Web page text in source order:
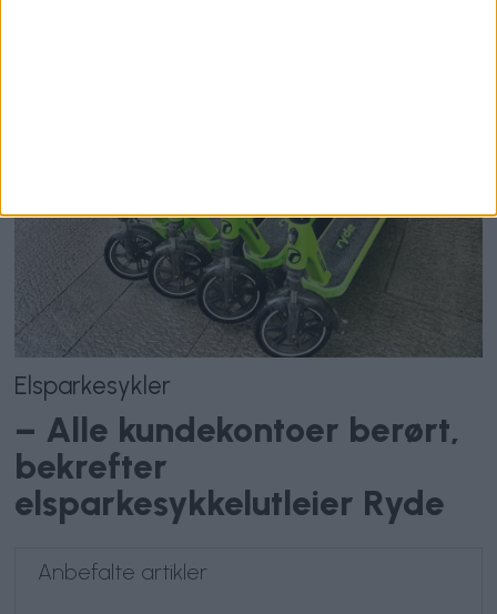
Elsparkesykler
– Alle kundekontoer berørt,
bekrefter
elsparkesykkelutleier Ryde
Anbefalte artikler